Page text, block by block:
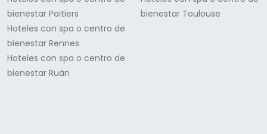
bienestar Poitiers
Hoteles con spa o centro de
bienestar Rennes
Hoteles con spa o centro de
bienestar Ruán
bienestar Toulouse